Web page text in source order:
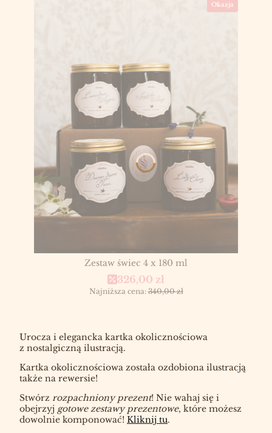
Okazja
Zestaw świec 4 x 180 ml
Cena promocyjna
326,00 zł
Najniższa cena: 340,00 zł
Urocza i elegancka kartka okolicznościowa
z nostalgiczną ilustracją.
Kartka okolicznościowa została ozdobiona ilustracją
także na rewersie!
Stwórz rozpachniony prezent! Nie wahaj się i
obejrzyj gotowe zestawy prezentowe, które możesz
dowolnie komponować! Kliknij tu.